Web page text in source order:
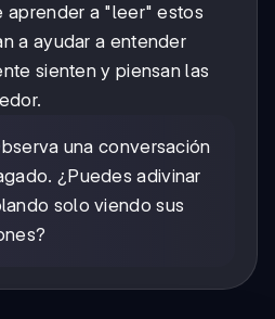
aprender a "leer" estos
a ayudar a entender
sienten y piensan las
una conversación
¿Puedes adivinar
solo viendo sus